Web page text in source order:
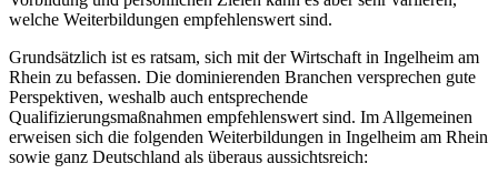
welche Weiterbildungen empfehlenswert sind.
Grundsätzlich ist es ratsam, sich mit der Wirtschaft in Ingelheim am
Rhein zu befassen. Die dominierenden Branchen versprechen gute
Perspektiven, weshalb auch entsprechende
Qualifizierungsmaßnahmen empfehlenswert sind. Im Allgemeinen
erweisen sich die folgenden Weiterbildungen in Ingelheim am Rhein
sowie ganz Deutschland als überaus aussichtsreich: